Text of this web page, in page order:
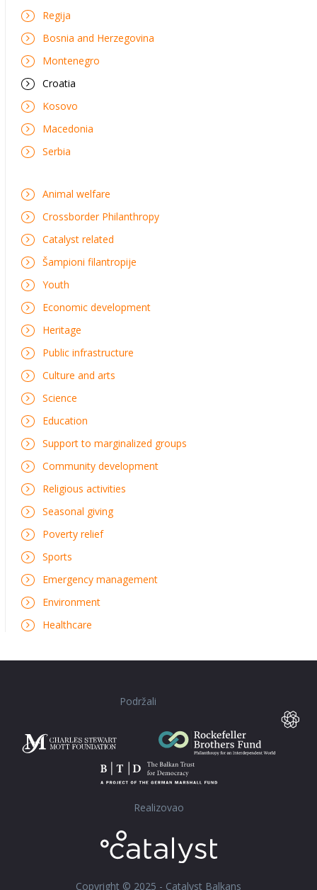
Regija
Bosnia and Herzegovina
Montenegro
Croatia
Kosovo
Macedonia
Serbia
Animal welfare
Crossborder Philanthropy
Catalyst related
Šampioni filantropije
Youth
Economic development
Heritage
Public infrastructure
Culture and arts
Science
Education
Support to marginalized groups
Community development
Religious activities
Seasonal giving
Poverty relief
Sports
Emergency management
Environment
Healthcare
Podržali
Realizovao
Copyright © 2025 - Catalyst Balkans